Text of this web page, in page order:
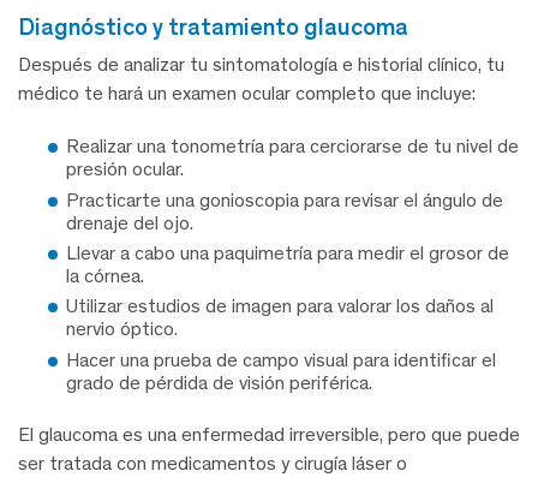
diagnóstico y tratamiento glaucoma
Después de analizar tu sintomatología e historial clínico, tu
médico te hará un examen ocular completo que incluye:
Realizar una tonometría para cerciorarse de tu nivel de
presión ocular.
Practicarte una gonioscopia para revisar el ángulo de
drenaje del ojo.
Llevar a cabo una paquimetría para medir el grosor de
la córnea.
Utilizar estudios de imagen para valorar los daños al
nervio óptico.
Hacer una prueba de campo visual para identificar el
grado de pérdida de visión periférica.
El glaucoma es una enfermedad irreversible, pero que puede
ser tratada con medicamentos y cirugía láser o